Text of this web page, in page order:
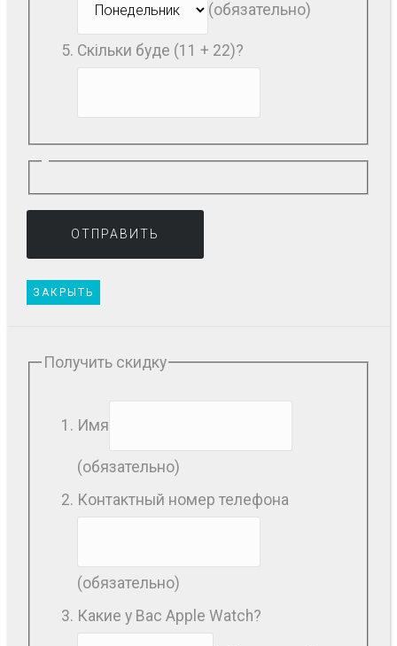
(обязательно)
Скільки буде (11 + 22)?
ЗАКРЫТЬ
Получить скидку
Имя
(обязательно)
Контактный номер телефона
(обязательно)
Какие у Вас Apple Watch?